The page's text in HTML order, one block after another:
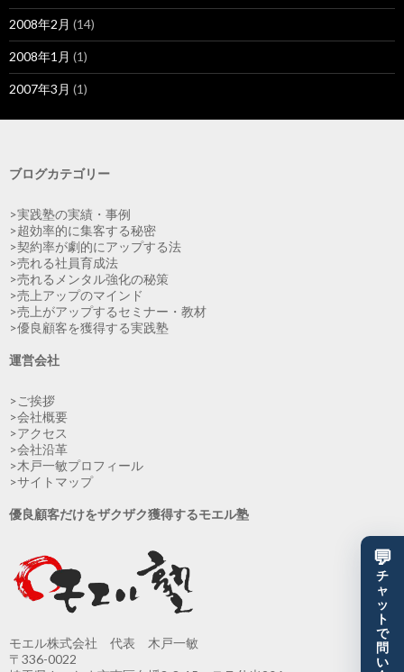
2008年2月 (14)
2008年1月 (1)
2007年3月 (1)
ブログカテゴリー
>実践塾の実績・事例
>超効率的に集客する秘密
>契約率が劇的にアップする法
>売れる社員育成法
>売れるメンタル強化の秘策
>売上アップのマインド
>売上がアップするセミナー・教材
>優良顧客を獲得する実践塾
運営会社
>ご挨拶
>会社概要
>アクセス
>会社沿革
>木戸一敏プロフィール
>サイトマップ
優良顧客だけをザクザク獲得するモエル塾
モエル株式会社 代表 木戸一敏
〒336-0022
💬
チ
ャ
ッ
ト
で
問
い